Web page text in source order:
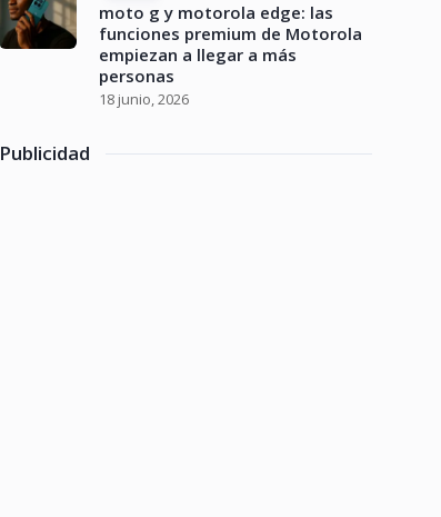
moto g y motorola edge: las
funciones premium de Motorola
empiezan a llegar a más
personas
18 junio, 2026
Publicidad